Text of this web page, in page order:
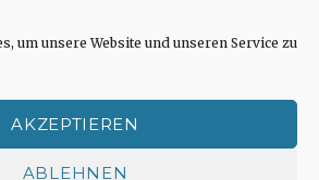
um unsere Website und unseren Service zu
AKZEPTIEREN
ABLEHNEN
(EU)